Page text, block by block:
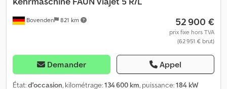
Bovenden 821 km 52 900 €
prix fixe hors TVA
(62 951 € brut)
Demander Appel
État:d'occasion, kilométrage:134 600 km, puissance:184 kW